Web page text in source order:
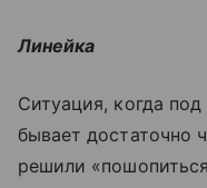
Линейка
Ситуация, когда
бывает достаточно
решили